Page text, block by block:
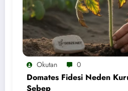
Okutan 0
Domates Fidesi Neden
Sebep